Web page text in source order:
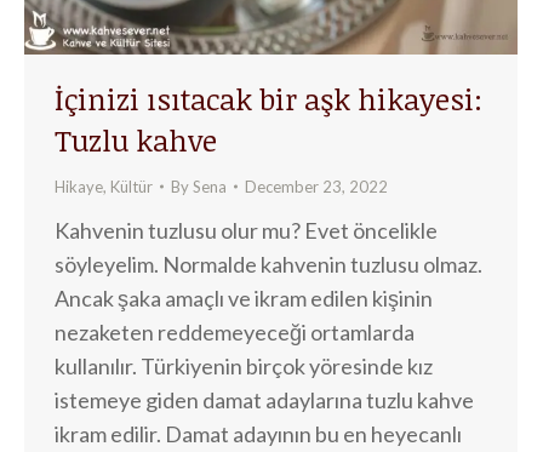
İçinizi ısıtacak bir aşk hikayesi:
Tuzlu kahve
Hikaye, Kültür BySena December 23, 2022
Kahvenin tuzlusu olur mu? Evet öncelikle
söyleyelim. Normalde kahvenin tuzlusu olmaz.
Ancak şaka amaçlı ve ikram edilen kişinin
nezaketen reddemeyeceği ortamlarda
kullanılır. Türkiyenin birçok yöresinde kız
istemeye giden damat adaylarına tuzlu kahve
ikram edilir. Damat adayının bu en heyecanlı